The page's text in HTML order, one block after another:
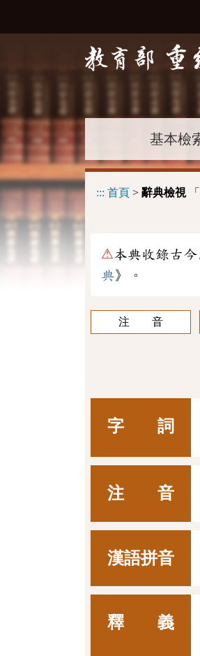
基本檢
::: 首頁 > 辭典檢視「
⚠本典收錄古今
典》。
注 音
字 詞
注 音
漢語拼音
釋 義